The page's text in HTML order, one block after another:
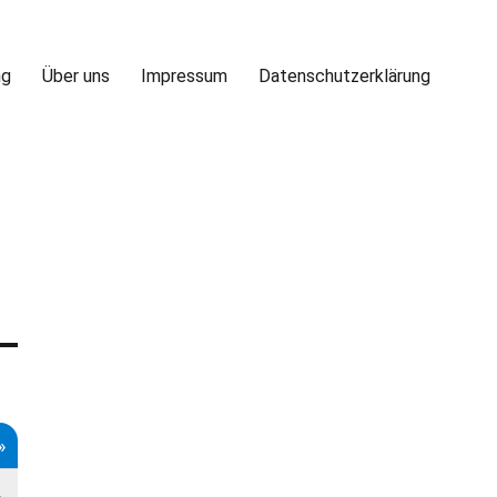
Über uns Impressum Datenschutzerklärung